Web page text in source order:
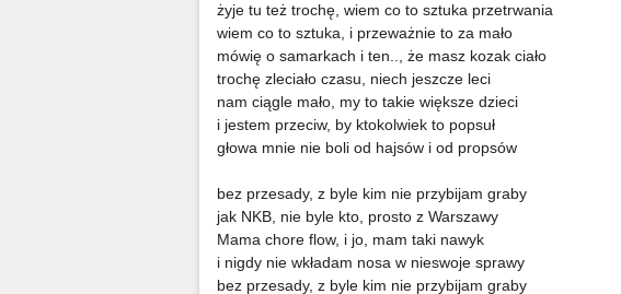
żyje tu też trochę, wiem co to sztuka przetrwania
wiem co to sztuka, i przeważnie to za mało
mówię o samarkach i ten.., że masz kozak ciało
trochę zleciało czasu, niech jeszcze leci
nam ciągle mało, my to takie większe dzieci
i jestem przeciw, by ktokolwiek to popsuł
głowa mnie nie boli od hajsów i od propsów
bez przesady, z byle kim nie przybijam graby
jak NKB, nie byle kto, prosto z Warszawy
Mama chore flow, i jo, mam taki nawyk
i nigdy nie wkładam nosa w nieswoje sprawy
bez przesady, z byle kim nie przybijam graby